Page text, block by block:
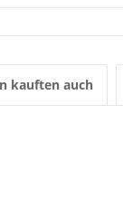
kauften auch